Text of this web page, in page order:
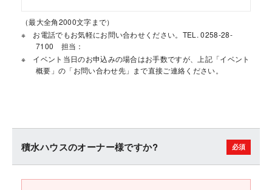
（最大全角2000文字まで）
お電話でもお気軽にお問い合わせください。TEL. 0258-28-
7100 担当：
イベント当日のお申込みの場合はお手数ですが、上記「イベント
概要」の「お問い合わせ先」まで直接ご連絡ください。
積水ハウスのオーナー様ですか?